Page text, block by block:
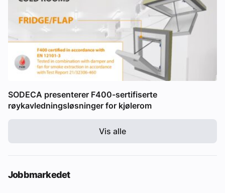
SODECA presenterer F400-sertifiserte
røykavledningsløsninger for kjølerom
Vis alle
Jobbmarkedet